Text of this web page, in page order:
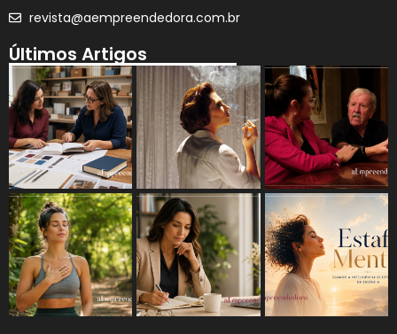
revista@aempreendedora.com.br
Últimos Artigos